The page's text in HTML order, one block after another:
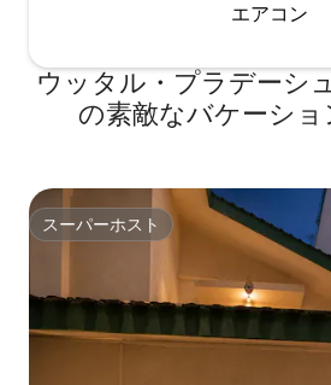
エアコン
ウッタル・プラデーシ
の素敵なバケーシ
スーパーホスト
スーパーホスト